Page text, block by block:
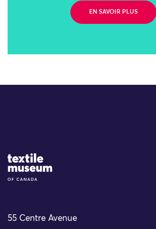
EN SAVOIR PLUS
Site Logo
55 Centre Avenue